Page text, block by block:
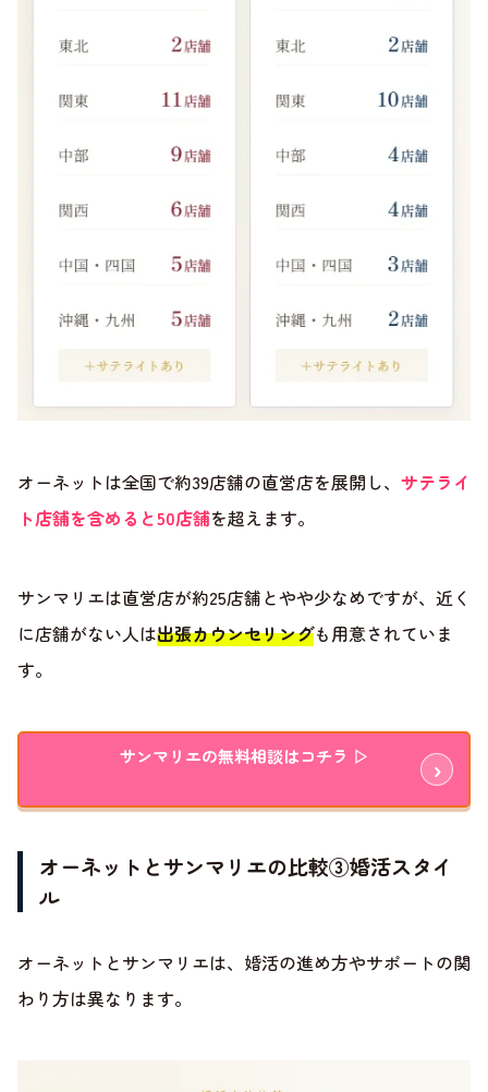
オーネットは全国で約39店舗の直営店を展開し、 サテライ
ト店舗を含めると50店舗を超えます。
サンマリエは直営店が約25店舗とやや少なめですが、近く
に店舗がない人は出張カウンセリングも用意されていま
す。
サンマリエの無料相談はコチラ ▷
オーネットとサンマリエの比較③婚活スタイ
ル
オーネットとサンマリエは、婚活の進め方やサポートの関
わり方は異なります。